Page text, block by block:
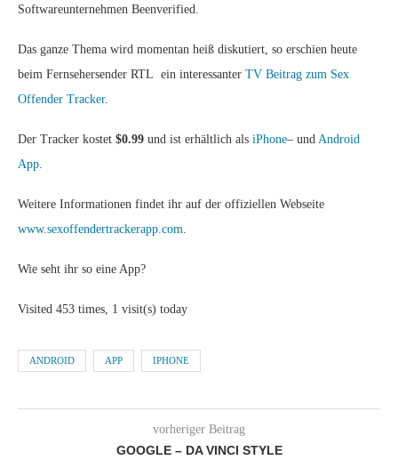
Softwareunternehmen Beenverified.
Das ganze Thema wird momentan heiß diskutiert, so erschien heute
beim Fernsehersender RTL ein interessanter TV Beitrag zum Sex
Offender Tracker.
Der Tracker kostet $0.99 und ist erhältlich als iPhone– und Android
App.
Weitere Informationen findet ihr auf der offiziellen Webseite
www.sexoffendertrackerapp.com.
Wie seht ihr so eine App?
Visited 453 times, 1 visit(s) today
ANDROID APP IPHONE
vorheriger Beitrag
GOOGLE – DA VINCI STYLE